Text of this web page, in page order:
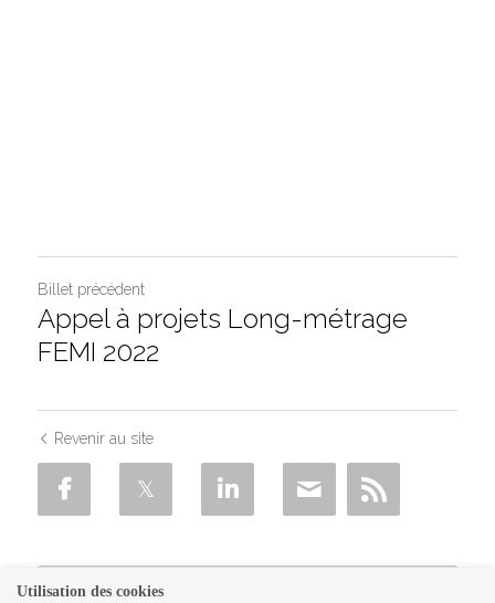
Billet précédent
Appel à projets Long-métrage
FEMI 2022
Revenir au site
Utilisation des cookies